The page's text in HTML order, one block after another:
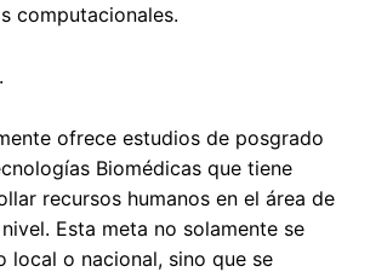
computacionales.
ofrece estudios de posgrado
Biomédicas que tiene
recursos humanos en el área de
Esta meta no solamente se
local o nacional, sino que se